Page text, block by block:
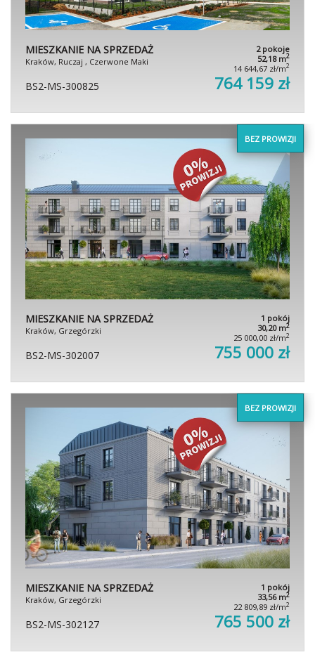
MIESZKANIE NA SPRZEDAŻ
Kraków, Ruczaj , Czerwone Maki
2 pokoje
52,18 m2
14 644,67 zł/m2
BS2-MS-300825 764 159 zł
BEZ PROWIZJI
MIESZKANIE NA SPRZEDAŻ
Kraków, Grzegórzki
1 pokój
30,20 m2
25 000,00 zł/m2
BS2-MS-302007 755 000 zł
BEZ PROWIZJI
MIESZKANIE NA SPRZEDAŻ
Kraków, Grzegórzki
1 pokój
33,56 m2
22 809,89 zł/m2
BS2-MS-302127 765 500 zł